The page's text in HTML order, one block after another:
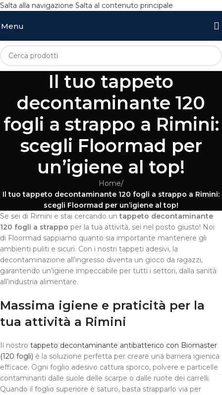
Salta alla navigazione Salta al contenuto principale
Menu
Il tuo tappeto
decontaminante 120
fogli a strappo a Rimini:
scegli Floormad per
un’igiene al top!
Home/
Il tuo tappeto decontaminante 120 fogli a strappo a Rimini:
scegli Floormad per un’igiene al top!
Se sei di Rimini e stai cercando untappeto decontaminante
120 fogli a strappo per la tua attività, sei nel posto giusto! Noi
di Floormad sappiamo quanto sia importante mantenere gli
ambienti puliti e sicuri. Con i nostri tappeti adesivi, la
decontaminazione all’ingresso diventa un gioco da ragazzi,
garantendo un’igiene impeccabile per tutti i settori, dalla sanità
all’industria alimentare.
Massima igiene e praticità per la
tua attività a Rimini
Il nostro tappeto decontaminante antibatterico con Biomaster
(120 fogli) è la soluzione perfetta per creare una barriera igienica
efficace. Ogni foglio adesivo cattura sporco, polvere e particelle
contaminanti dalle suole delle scarpe o dalle ruote dei carrelli.
Quando il foglio superiore è saturo, basta strapparlo via per